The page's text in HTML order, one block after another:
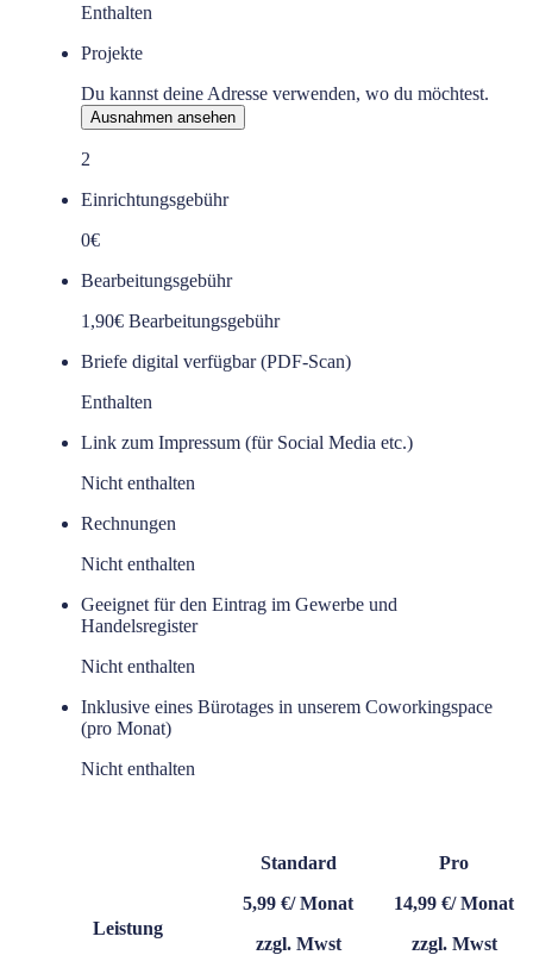
Enthalten
Projekte
Du kannst deine Adresse verwenden, wo du möchtest.
Ausnahmen ansehen
2
Einrichtungsgebühr
0€
Bearbeitungsgebühr
1,90€ Bearbeitungsgebühr
Briefe digital verfügbar (PDF-Scan)
Enthalten
Link zum Impressum (für Social Media etc.)
Nicht enthalten
Rechnungen
Nicht enthalten
Geeignet für den Eintrag im Gewerbe und
Handelsregister
Nicht enthalten
Inklusive eines Bürotages in unserem Coworkingspace
(pro Monat)
Nicht enthalten
Leistung
Standard
5,99 €/ Monat
zzgl. Mwst
Pro
14,99 €/ Monat
zzgl. Mwst